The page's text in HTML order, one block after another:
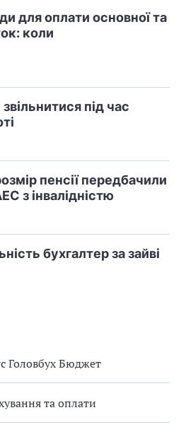
Головбух Бюджет
та оплати
для оплати основної та
коли
під час
пенсії передбачили
з інвалідністю
бухгалтер за зайві